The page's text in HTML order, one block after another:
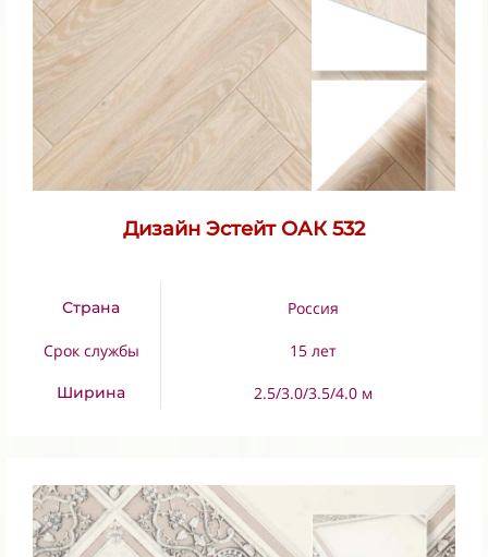
Дизайн Эстейт ОАК 532
Страна
Срок службы
Ширина
Россия
15 лет
2.5/3.0/3.5/4.0 м